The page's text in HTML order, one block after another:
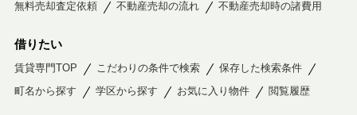
無料売却査定依頼
不動産売却の流れ 不動産売却時の諸費用
借りたい
賃貸専門TOP こだわりの条件で検索
保存した検索条件
町名から探す
学区から探す お気に入り物件 閲覧履歴